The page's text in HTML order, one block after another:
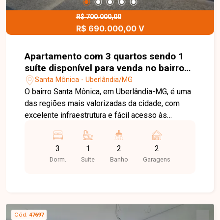
busca um imóvel amplo no coração da cidade.
Entre em contato e agende sua visita.
R$ 700.000,00
R$ 690.000,00 V
Apartamento com 3 quartos sendo 1
suíte disponível para venda no bairro
Santa Mônica em Uberlândia-MG.
Santa Mônica - Uberlândia/MG
O bairro Santa Mônica, em Uberlândia-MG, é uma
das regiões mais valorizadas da cidade, com
excelente infraestrutura e fácil acesso às
universidades, supermercados, escolas,
farmácias, restaurantes e diversos serviços,
proporcionando praticidade e qualidade de vida.
painel, rack e cristaleira embutida, varanda
3
Dorm.
1
Suite
2
Banho
2
Garagens
Cód. 47697